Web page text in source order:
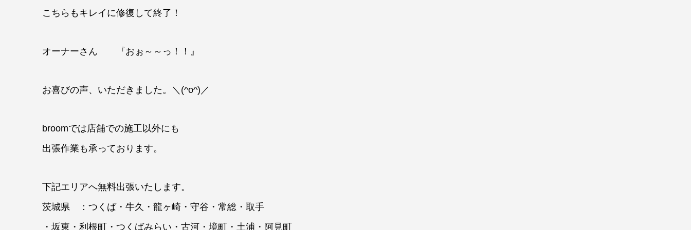
こちらもキレイに修復して終了！
オーナーさん 『おぉ～～っ！！』
お喜びの声、いただきました。＼(^o^)／
broomでは店舗での施工以外にも
出張作業も承っております。
下記エリアへ無料出張いたします。
茨城県 ：つくば・牛久・龍ヶ崎・守谷・常総・取手
・坂東・利根町・つくばみらい・古河・境町・土浦・阿見町